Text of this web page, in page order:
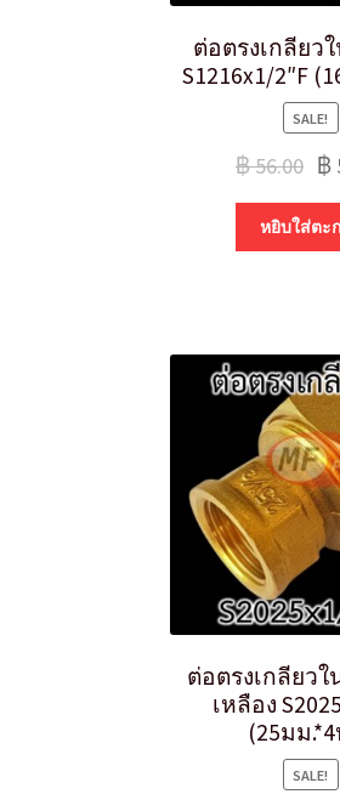
ต่อตรงเกลียวใ
S1216x1/2″F
SALE!
฿56.00 ฿
หยิบใส่ตะ
ต่อตรงเกลียวใ
เหลือง
(25มม
SALE!